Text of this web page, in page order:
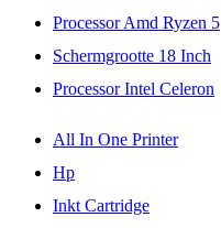
Processor Amd Ryzen 5
Schermgrootte 18 Inch
Processor Intel Celeron
All In One Printer
Hp
Inkt Cartridge